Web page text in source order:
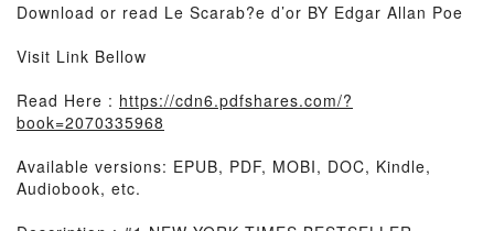
Download or read Le Scarab?e d’or BY Edgar Allan Poe
Visit Link Bellow
Read Here : https://cdn6.pdfshares.com/?
book=2070335968
Available versions: EPUB, PDF, MOBI, DOC, Kindle,
Audiobook, etc.